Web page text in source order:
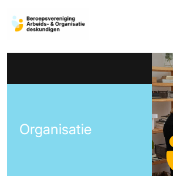
Organisatie